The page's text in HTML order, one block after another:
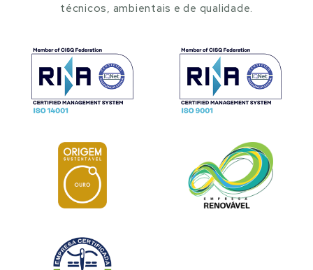
técnicos, ambientais e de qualidade.